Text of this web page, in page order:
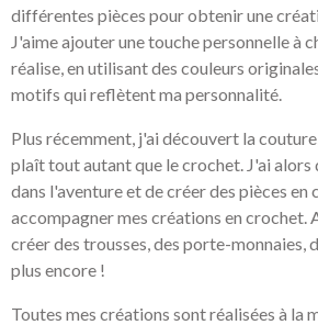
différentes pièces pour obtenir une
J'aime ajouter une touche personnelle à
réalise, en utilisant des couleurs
motifs qui reflètent ma personnalité.
Plus récemment, j'ai découvert la
plaît tout autant que le crochet. J'ai alors
dans l'aventure et de créer des pièces
accompagner mes créations en crochet.
créer des trousses, des porte-monnaies,
plus encore !
Toutes mes créations sont réalisées à la